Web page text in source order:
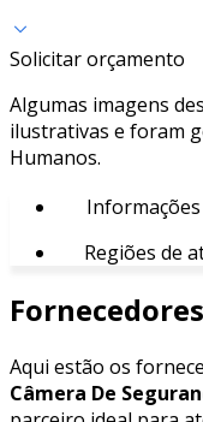
Solicitar orçamento
Algumas imagens
ilustrativas e foram
Humanos.
Regiões de
Aqui estão os
Câmera De